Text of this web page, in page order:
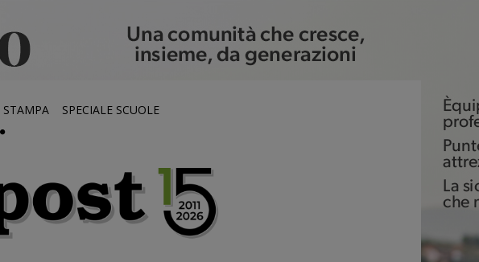
SPECIALE SCUOLE